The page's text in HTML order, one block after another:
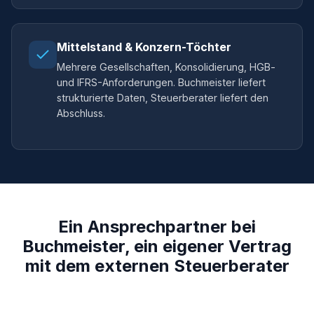
Mittelstand & Konzern-Töchter
Mehrere Gesellschaften, Konsolidierung, HGB-
und IFRS-Anforderungen. Buchmeister liefert
strukturierte Daten, Steuerberater liefert den
Abschluss.
Ein Ansprechpartner bei
Buchmeister, ein eigener Vertrag
mit dem externen Steuerberater